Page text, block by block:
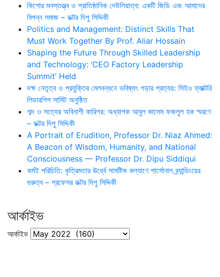
কিশোর মনস্তত্ত্ব ও প্রাতিষ্ঠানিক দেউলিয়াত্ব: একটি জিডি এবং আমাদের
বিপন্ন সমাজ – ডক্টর দিপু সিদ্দিকী
Politics and Management: Distinct Skills That
Must Work Together By Prof. Aliar Hossain
Shaping the Future Through Skilled Leadership
and Technology: ‘CEO Factory Leadership
Summit’ Held
দক্ষ নেতৃত্ব ও প্রযুক্তির মেলবন্ধনে ভবিষ্যৎ গড়ার প্রত্যয়: সিইও ফ্যাক্টরি
লিডারশিপ সামিট অনুষ্ঠিত
শব্দ ও সত্যের অবিনাশী কারিগর: অধ্যাপক আবুল কাসেম ফজলুল হক স্মরণে
– ডক্টর দিপু সিদ্দিকী
A Portrait of Erudition, Professor Dr. Niaz Ahmed:
A Beacon of Wisdom, Humanity, and National
Consciousness — Professor Dr. Dipu Siddiqui
কর্মই পরিচিতি: কৃত্রিমতার ঊর্ধ্বে সামষ্টিক কল্যাণে পার্সোনাল ব্র্যান্ডিংয়ের
গুরুত্ব – প্রফেসর ডক্টর দিপু সিদ্দিকী
আর্কাইভ
আর্কাইভ